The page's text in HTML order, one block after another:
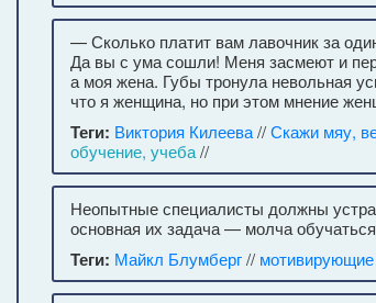
— Сколько платит вам лавочник за
Да вы с ума сошли! Меня засмеют и
а моя жена. Губы тронула невольная
что я женщина, но при этом мнение
Теги: Виктория Килеева//Скажи мяу,
обучение, учеба//
Неопытные специалисты должны
основная их задача — молча
Теги: Майкл Блумберг//